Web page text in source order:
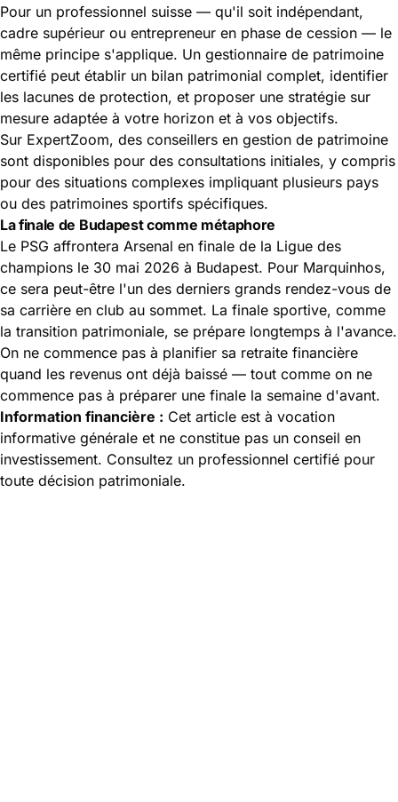
Pour un professionnel suisse — qu'il soit indépendant,
cadre supérieur ou entrepreneur en phase de cession — le
même principe s'applique. Un gestionnaire de patrimoine
certifié peut établir un bilan patrimonial complet, identifier
les lacunes de protection, et proposer une stratégie sur
mesure adaptée à votre horizon et à vos objectifs.
Sur ExpertZoom, des conseillers en gestion de patrimoine
sont disponibles pour des consultations initiales, y compris
pour des situations complexes impliquant plusieurs pays
ou des patrimoines sportifs spécifiques.
La finale de Budapest comme métaphore
Le PSG affrontera Arsenal en finale de la Ligue des
champions le 30 mai 2026 à Budapest. Pour Marquinhos,
ce sera peut-être l'un des derniers grands rendez-vous de
sa carrière en club au sommet. La finale sportive, comme
la transition patrimoniale, se prépare longtemps à l'avance.
On ne commence pas à planifier sa retraite financière
quand les revenus ont déjà baissé — tout comme on ne
commence pas à préparer une finale la semaine d'avant.
Information financière : Cet article est à vocation
informative générale et ne constitue pas un conseil en
investissement. Consultez un professionnel certifié pour
toute décision patrimoniale.